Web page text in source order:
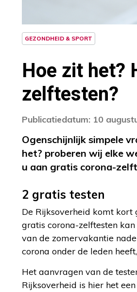
GEZONDHEID & SPORT
Hoe zit het?
zelftesten?
Publicatiedatum: 10
Ogenschijnlijk simpele
het? proberen wij elke
u aan gratis corona-
2 gratis testen
De Rijksoverheid komt
gratis corona-zelftesten
van de zomervakantie
corona onder de leden
Het aanvragen van de
Rijksoverheid is hier het